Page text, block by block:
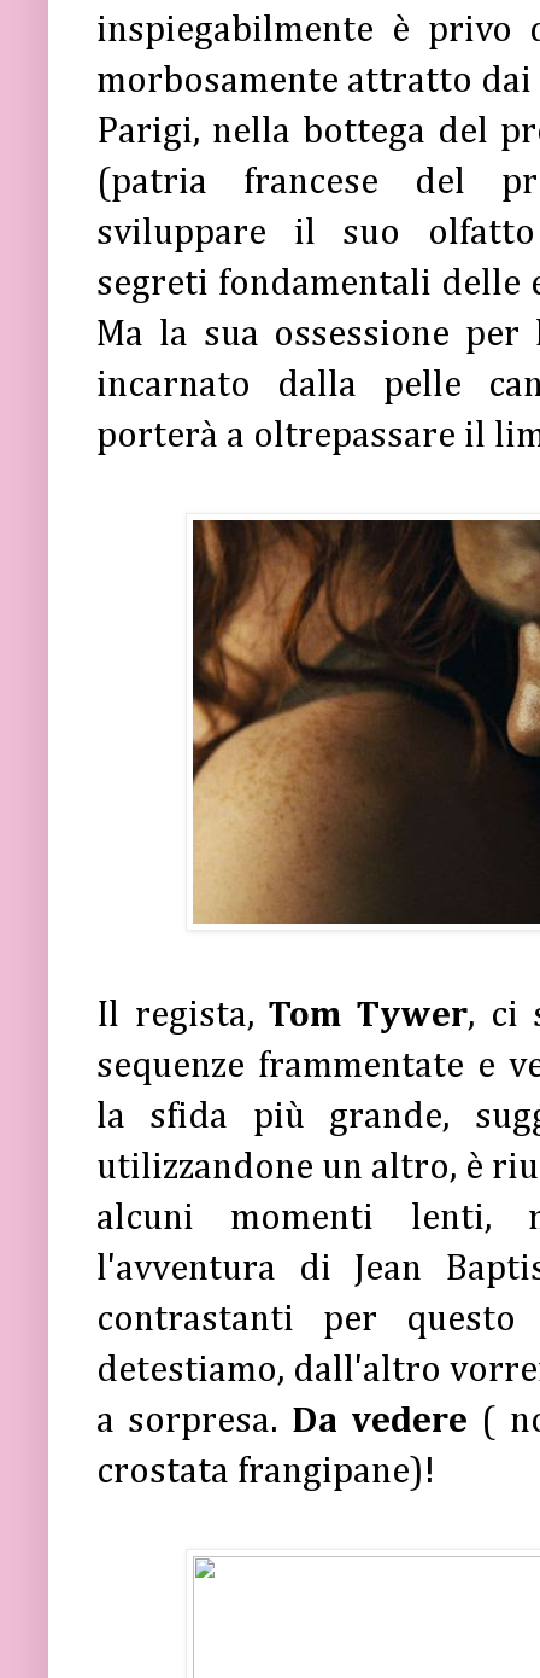
inspiegabilmente è
morbosamente attratto dai
Parigi, nella bottega del
(patria francese del
sviluppare il suo
segreti fondamentali delle
Ma la sua ossessione
incarnato dalla pelle
porterà a oltrepassare il
Il regista,Tom Tywer, ci
sequenze frammentate e
la sfida più grande,
utilizzandone un altro, è
alcuni momenti lenti,
l'avventura di Jean
contrastanti per
detestiamo, dall'altro
a sorpresa. Da vedere (
crostata frangipane)!